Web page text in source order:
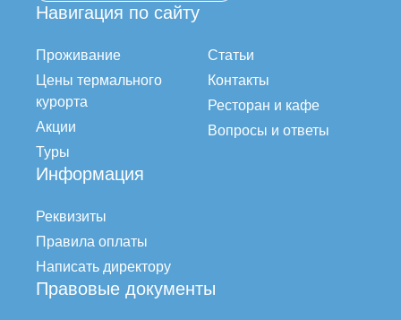
Навигация по сайту
Проживание
Цены термального
курорта
Акции
Туры
Статьи
Контакты
Ресторан и кафе
Вопросы и ответы
Информация
Реквизиты
Правила оплаты
Написать директору
Правовые документы